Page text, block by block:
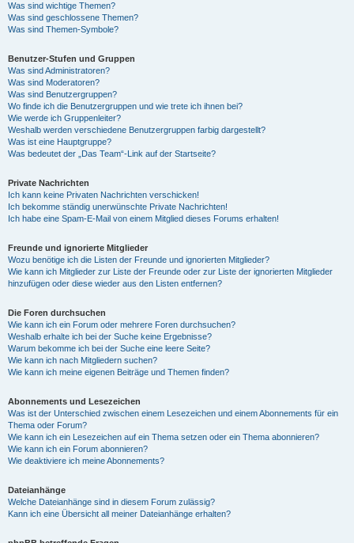
Was sind wichtige Themen?
Was sind geschlossene Themen?
Was sind Themen-Symbole?
Benutzer-Stufen und Gruppen
Was sind Administratoren?
Was sind Moderatoren?
Was sind Benutzergruppen?
Wo finde ich die Benutzergruppen und wie trete ich ihnen bei?
Wie werde ich Gruppenleiter?
Weshalb werden verschiedene Benutzergruppen farbig dargestellt?
Was ist eine Hauptgruppe?
Was bedeutet der „Das Team“-Link auf der Startseite?
Private Nachrichten
Ich kann keine Privaten Nachrichten verschicken!
Ich bekomme ständig unerwünschte Private Nachrichten!
Ich habe eine Spam-E-Mail von einem Mitglied dieses Forums erhalten!
Freunde und ignorierte Mitglieder
Wozu benötige ich die Listen der Freunde und ignorierten Mitglieder?
Wie kann ich Mitglieder zur Liste der Freunde oder zur Liste der ignorierten Mitglieder
hinzufügen oder diese wieder aus den Listen entfernen?
Die Foren durchsuchen
Wie kann ich ein Forum oder mehrere Foren durchsuchen?
Weshalb erhalte ich bei der Suche keine Ergebnisse?
Warum bekomme ich bei der Suche eine leere Seite?
Wie kann ich nach Mitgliedern suchen?
Wie kann ich meine eigenen Beiträge und Themen finden?
Abonnements und Lesezeichen
Was ist der Unterschied zwischen einem Lesezeichen und einem Abonnements für ein
Thema oder Forum?
Wie kann ich ein Lesezeichen auf ein Thema setzen oder ein Thema abonnieren?
Wie kann ich ein Forum abonnieren?
Wie deaktiviere ich meine Abonnements?
Dateianhänge
Welche Dateianhänge sind in diesem Forum zulässig?
Kann ich eine Übersicht all meiner Dateianhänge erhalten?